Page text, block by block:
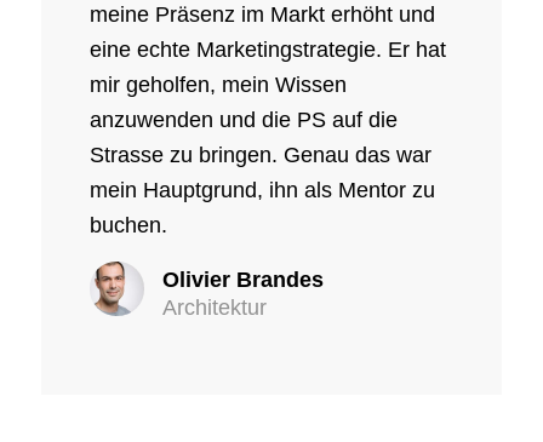
meine Präsenz im Markt erhöht und
eine echte Marketingstrategie. Er hat
mir geholfen, mein Wissen
anzuwenden und die PS auf die
Strasse zu bringen. Genau das war
mein Hauptgrund, ihn als Mentor zu
buchen.
Olivier Brandes
Architektur